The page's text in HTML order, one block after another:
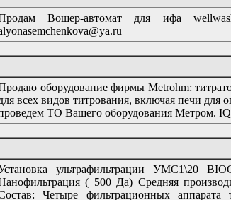
Вошер-автомат для ифа
оборудование фирмы Metrohm:
всех видов титрования, включая печи
ТО Вашего оборудования Метром.
ультрафильтрации УМС1\20
( 500 Да) Средняя
Четыре фильтрационных